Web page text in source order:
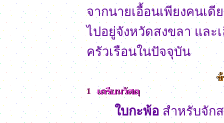
จากนายเอื้อนเพียงคนเ
ไปอยู่จังหวัดสงขลา และ
ครัวเรือนในปัจจุบัน
ใบกะพ้อสำหรับจัก